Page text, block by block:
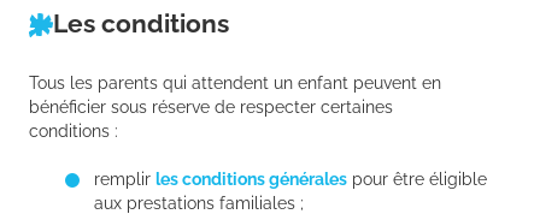
Les conditions
Tous les parents qui attendent un enfant peuvent en
bénéficier sous réserve de respecter certaines
conditions :
remplir les conditions générales pour être éligible
aux prestations familiales ;